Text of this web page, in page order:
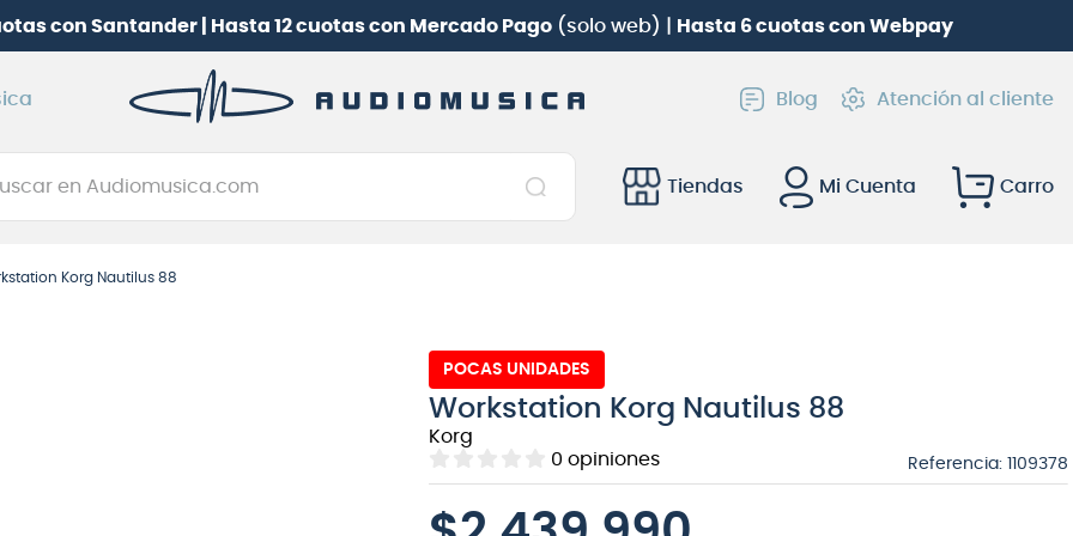
¡Suscríbete en Club Audiomusicay participa por unaBatería electrónica Roland TD-02KVgratis!
Blog Atención al cliente
en Audiomusica.com
Tiendas
Mi Cuenta
Korg Nautilus 88
POCAS UNIDADES
Workstation Korg Nautilus 88
Korg
0 opiniones Referencia: 1109378
electrica